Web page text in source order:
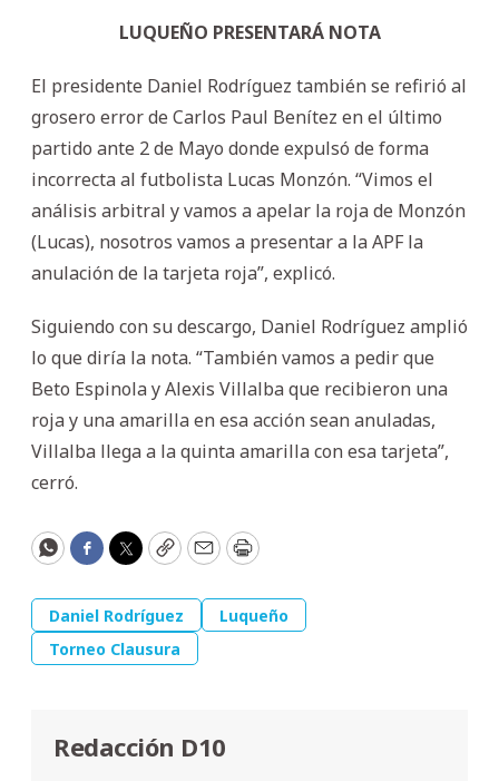
LUQUEÑO PRESENTARÁ NOTA
El presidente Daniel Rodríguez también se refirió al
grosero error de Carlos Paul Benítez en el último
partido ante 2 de Mayo donde expulsó de forma
incorrecta al futbolista Lucas Monzón. “Vimos el
análisis arbitral y vamos a apelar la roja de Monzón
(Lucas), nosotros vamos a presentar a la APF la
anulación de la tarjeta roja”, explicó.
Siguiendo con su descargo, Daniel Rodríguez amplió
lo que diría la nota. “También vamos a pedir que
Beto Espinola y Alexis Villalba que recibieron una
roja y una amarilla en esa acción sean anuladas,
Villalba llega a la quinta amarilla con esa tarjeta”,
cerró.
WhatsApp
Facebook
Twitter
CopyEmailPrint
Daniel Rodríguez
Luqueño
Torneo Clausura
Redacción D10